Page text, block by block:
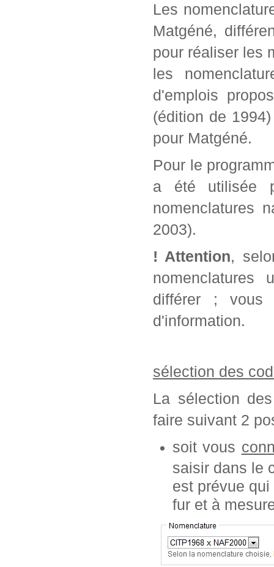
Les
Matgéné,
pour réaliser les
les
d'emplois
(édition de
pour Matgéné.
Pour le
a été utilisée
nomenclatures
2003).
! Attention,
nomenclatures
différer ; vous
d'information.
sélection des
La sélection
faire suivant 2
soit vous
saisir dans le
est prévue
fur et à